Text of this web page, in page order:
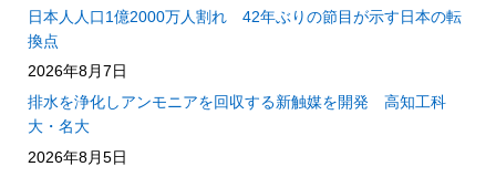
日本人人口1億2000万人割れ 42年ぶりの節目が示す日本の転
換点
2026年8月7日
排水を浄化しアンモニアを回収する新触媒を開発 高知工科
大・名大
2026年8月5日